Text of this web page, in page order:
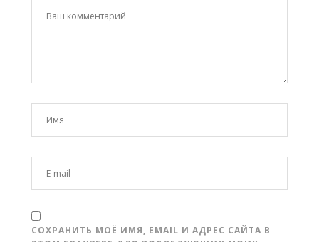
СОХРАНИТЬ МОЁ ИМЯ, EMAIL И АДРЕС САЙТА В